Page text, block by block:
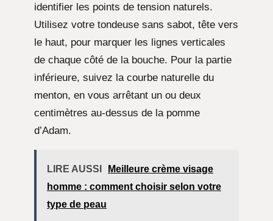
identifier les points de tension naturels.
Utilisez votre tondeuse sans sabot, tête vers
le haut, pour marquer les lignes verticales
de chaque côté de la bouche. Pour la partie
inférieure, suivez la courbe naturelle du
menton, en vous arrêtant un ou deux
centimètres au-dessus de la pomme
d’Adam.
LIRE AUSSI
Meilleure crème visage
homme : comment choisir selon votre
type de peau